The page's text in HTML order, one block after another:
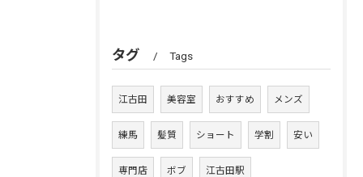
タグ Tags
江古田 美容室 おすすめ メンズ
練馬 髪質 ショート 学割 安い
専門店 ボブ 江古田駅